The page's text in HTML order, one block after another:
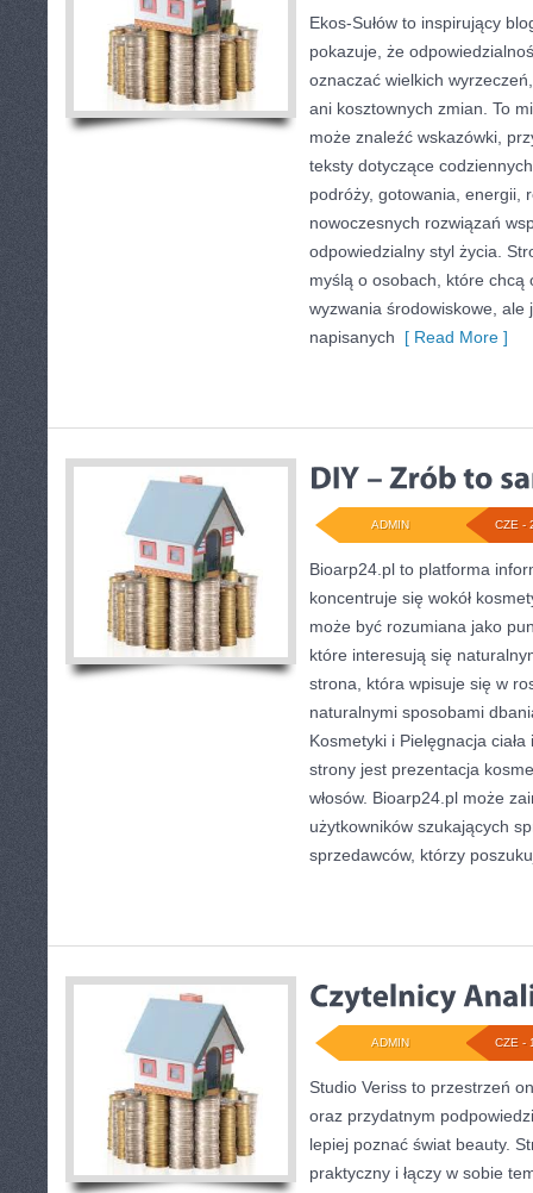
Ekos-Sułów to inspirujący
pokazuje, że
oznaczać wielkich
ani kosztownych zmian. To
może znaleźć wskazówki,
teksty dotyczące
podróży, gotowania, energii,
nowoczesnych rozwiązań
odpowiedzialny styl życia.
myślą o osobach, które chcą
wyzwania środowiskowe, ale
napisanych [ Read More ]
CZE -
ADMIN
Bioarp24.pl to platforma
koncentruje się wokół
może być rozumiana jako
które interesują się
strona, która wpisuje się w
naturalnymi sposobami
Kosmetyki i Pielęgnacja ciała
strony jest prezentacja
włosów. Bioarp24.pl może
użytkowników szukających
sprzedawców, którzy
CZE -
ADMIN
Studio Veriss to przestrzeń
oraz przydatnym
lepiej poznać świat beauty.
praktyczny i łączy w sobie